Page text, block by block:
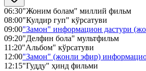
06:30"Жоним болам" миллий фильм
08:00"Кулдир гуп" кўрсатуви
09:00"Замон" информацион дастури
09:20"Делфин бола" мультфильм
11:20"Альбом" кўрсатуви
12:00"Замон" (жонли эфир)
12:15"Гудду" ҳинд фильми